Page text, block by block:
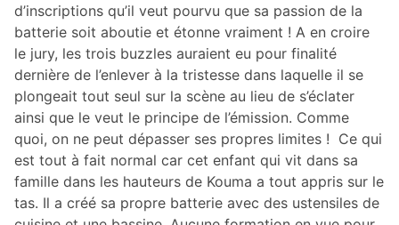
d’inscriptions qu’il veut pourvu que sa passion de la
batterie soit aboutie et étonne vraiment ! A en croire
le jury, les trois buzzles auraient eu pour finalité
dernière de l’enlever à la tristesse dans laquelle il se
plongeait tout seul sur la scène au lieu de s’éclater
ainsi que le veut le principe de l’émission. Comme
quoi, on ne peut dépasser ses propres limites ! Ce qui
est tout à fait normal car cet enfant qui vit dans sa
famille dans les hauteurs de Kouma a tout appris sur le
tas. Il a créé sa propre batterie avec des ustensiles de